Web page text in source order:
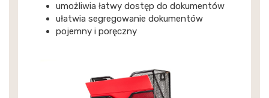
umożliwia łatwy dostęp do dokumentów
ułatwia segregowanie dokumentów
pojemny i poręczny